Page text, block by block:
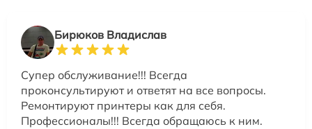
Бирюков Владислав
Супер обслуживание!!! Всегда
проконсультируют и ответят на все вопросы.
Ремонтируют принтеры как для себя.
Профессионалы!!! Всегда обращаюсь к ним.